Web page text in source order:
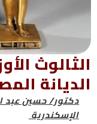
الثالوث
الديانة
دكتور/ حسين عبد
الإسكندرية